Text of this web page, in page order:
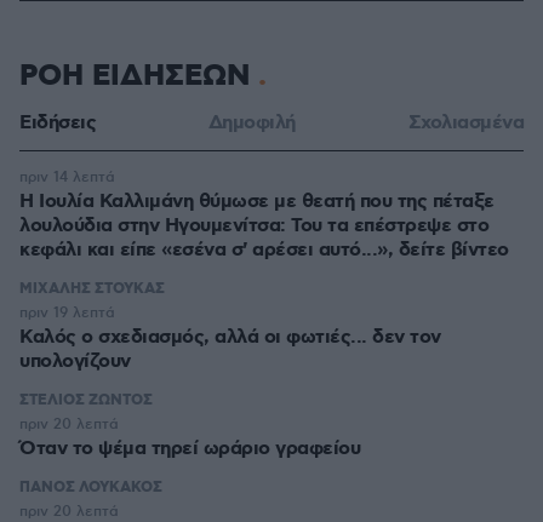
ΡΟΗ ΕΙΔΗΣΕΩΝ
Ειδήσεις Δημοφιλή Σχολιασμένα
Η Ιουλία Καλλιμάνη θύμωσε με θεατή που της πέταξε
λουλούδια στην Ηγουμενίτσα: Του τα επέστρεψε στο
κεφάλι και είπε «εσένα σ' αρέσει αυτό...», δείτε βίντεο
πριν 14 λεπτά
ΜΙΧΑΛΗΣ ΣΤΟΥΚΑΣ
Καλός ο σχεδιασμός, αλλά οι φωτιές... δεν τον
υπολογίζουν
πριν 19 λεπτά
ΣΤΕΛΙΟΣ ΖΩΝΤΟΣ
Όταν το ψέμα τηρεί ωράριο γραφείου
πριν 20 λεπτά
ΠΑΝΟΣ ΛΟΥΚΑΚΟΣ
πριν 20 λεπτά